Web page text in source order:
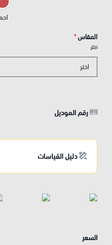
المقاس*
اختر
رقم الموديل
دليل القياسات
السعر